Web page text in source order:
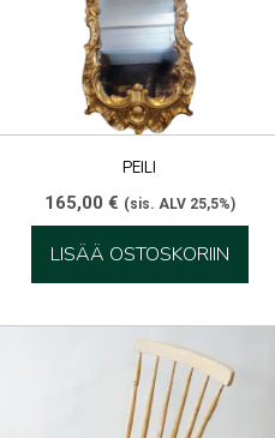
PEILI
165,00 € (sis. ALV 25,5%)
LISÄÄ OSTOSKORIIN